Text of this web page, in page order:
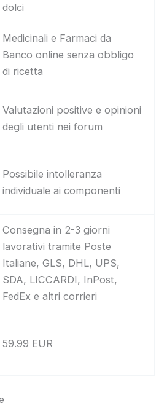
dolci
Medicinali e Farmaci da
Banco online senza obbligo
di ricetta
Valutazioni positive e opinioni
degli utenti nei forum
Possibile intolleranza
individuale ai componenti
Consegna in 2-3 giorni
lavorativi tramite Poste
Italiane, GLS, DHL, UPS,
SDA, LICCARDI, InPost,
FedEx e altri corrieri
59.99 EUR